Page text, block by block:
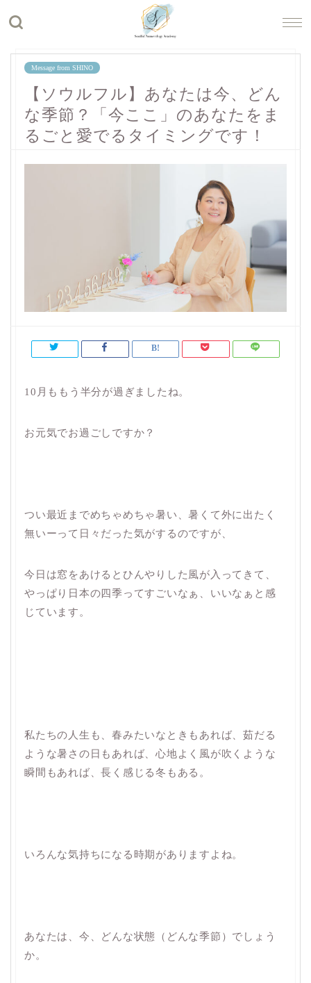
Message from SHINO
【ソウルフル】あなたは今、どん
な季節？「今ここ」のあなたをま
るごと愛でるタイミングです！
10月ももう半分が過ぎましたね。
お元気でお過ごしですか？
つい最近までめちゃめちゃ暑い、暑くて外に出たく
無いーって日々だった気がするのですが、
今日は窓をあけるとひんやりした風が入ってきて、
やっぱり日本の四季ってすごいなぁ、いいなぁと感
じています。
私たちの人生も、春みたいなときもあれば、茹だる
ような暑さの日もあれば、心地よく風が吹くような
瞬間もあれば、長く感じる冬もある。
いろんな気持ちになる時期がありますよね。
あなたは、今、どんな状態（どんな季節）でしょう
か。